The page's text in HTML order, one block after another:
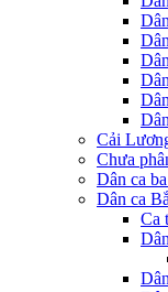
Cải
Chưa
Dân ca
Dân ca
Ca